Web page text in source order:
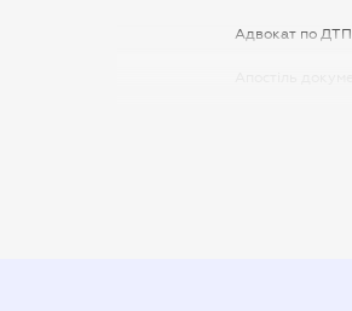
Адвокат по ДТП